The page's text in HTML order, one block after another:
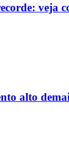
veja
alto